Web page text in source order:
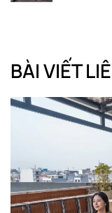
BÀI VIẾT